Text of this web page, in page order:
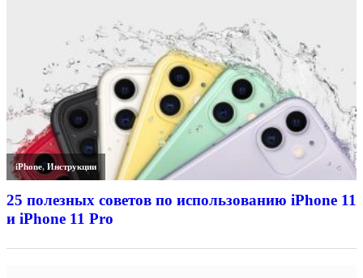
iPhone,Инструкции
25 полезных советов по использованию iPhone 11
и iPhone 11 Pro